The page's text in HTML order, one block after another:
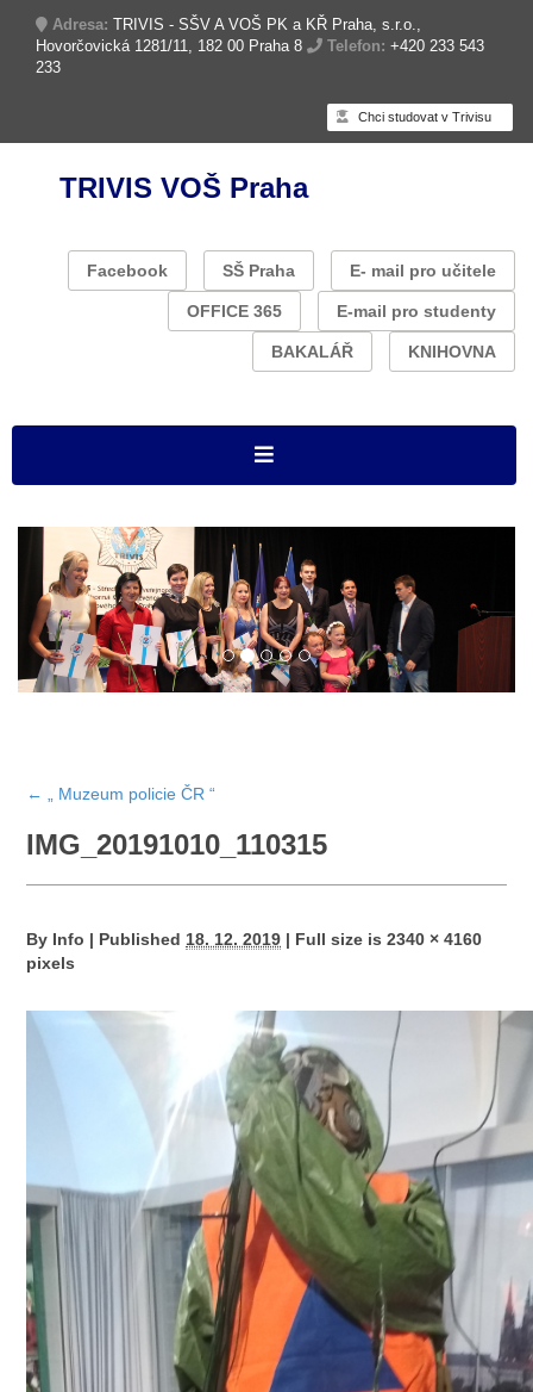
Adresa: TRIVIS - SŠV A VOŠ PK a KŘ Praha, s.r.o.,
Hovorčovická 1281/11, 182 00 Praha 8
Telefon: +420 233 543
233
Chci studovat v Trivisu
TRIVIS VOŠ Praha
Facebook SŠ Praha E- mail pro učitele
OFFICE 365 E-mail pro studenty
BAKALÁŘ KNIHOVNA
← „ Muzeum policie ČR “
IMG_20191010_110315
By Info | Published 18. 12. 2019 | Full size is2340 × 4160
pixels